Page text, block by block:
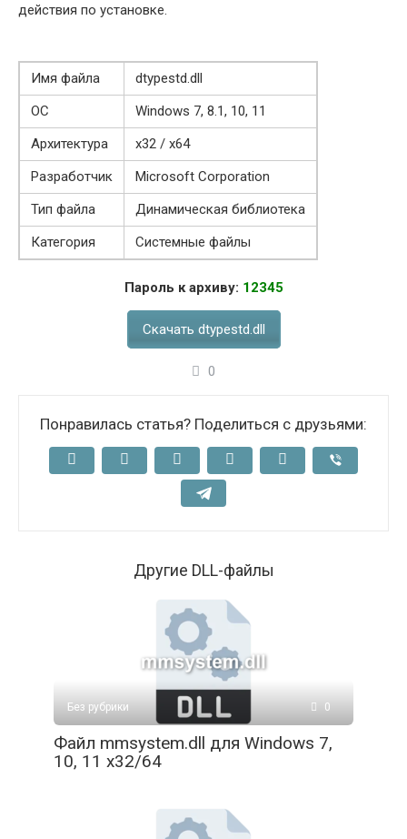
действия по установке.
Имя файла
dtypestd.dll
ОС
Windows 7, 8.1, 10, 11
Архитектура
x32 / x64
Разработчик
Microsoft Corporation
Тип файла
Динамическая библиотека
Категория
Системные файлы
Пароль к архиву: 12345
Скачать dtypestd.dll
0
Понравилась статья? Поделиться с друзьями:
Другие DLL-файлы
Без рубрики 0
Файл mmsystem.dll для Windows 7,
10, 11 x32/64